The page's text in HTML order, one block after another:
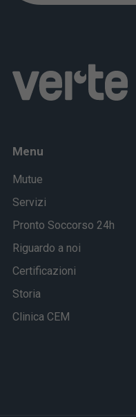
Menu
Mutue
Servizi
Pronto Soccorso 24h
Riguardo a noi
Certificazioni
Storia
Clinica CEM